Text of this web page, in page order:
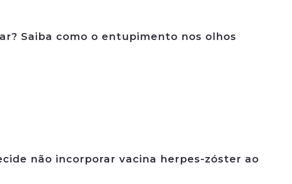
Saiba como o entupimento nos olhos
não incorporar vacina herpes-zóster ao